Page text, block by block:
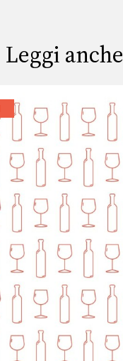
Leggi anche